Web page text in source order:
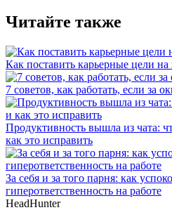
Читайте также
Как поставить карьерные цели на
7 советов, как работать, если за
Продуктивность вышла из чата:
как это исправить
За себя и за того парня: как
гиперответственность на работе
HeadHunter